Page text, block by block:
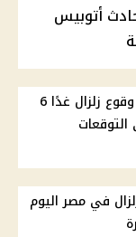
طفل وإصابة 13 في حادث أتوبيس
البحوث الفلكية تحسم مزاعم وقوع زلزال غدًا 6
في مصر اليوم